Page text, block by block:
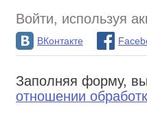
Войти, используя
ВКонтакте
Заполняя форму,
отношении